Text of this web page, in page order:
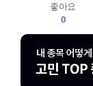
좋아요
0